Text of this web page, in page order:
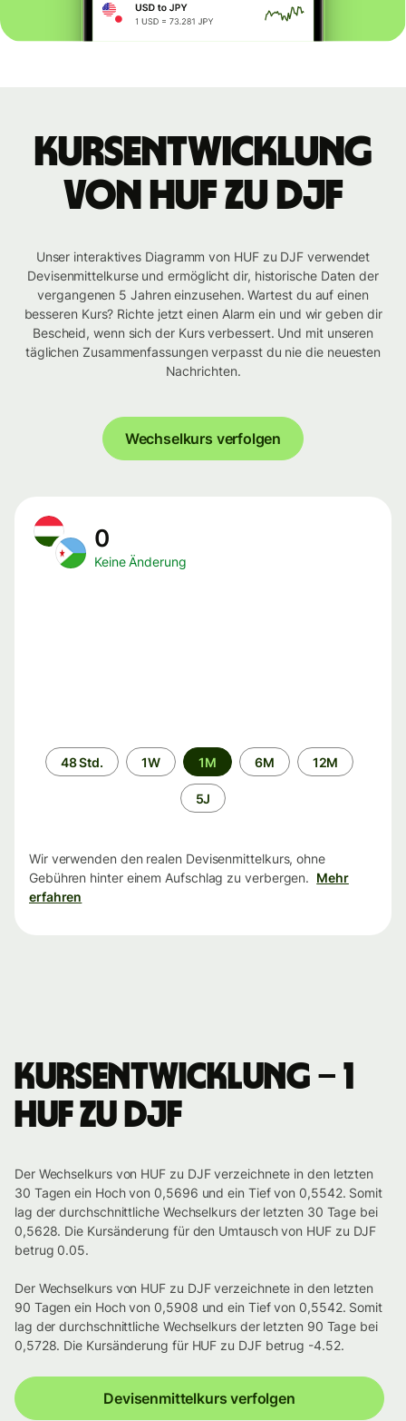
Kursentwicklung
von HUF zu DJF
Unser interaktives Diagramm von HUF zu DJF verwendet
Devisenmittelkurse und ermöglicht dir, historische Daten der
vergangenen 5 Jahren einzusehen. Wartest du auf einen
besseren Kurs? Richte jetzt einen Alarm ein und wir geben dir
Bescheid, wenn sich der Kurs verbessert. Und mit unseren
täglichen Zusammenfassungen verpasst du nie die neuesten
Nachrichten.
Wechselkurs verfolgen
0
Keine Änderung
Zeitraum
48 Std. 1W 1M 6M 12M
5J
Wir verwenden den realen Devisenmittelkurs, ohne
Gebühren hinter einem Aufschlag zu verbergen. Mehr
erfahren
Kursentwicklung – 1
HUF zu DJF
Der Wechselkurs von HUF zu DJF verzeichnete in den letzten
30 Tagen ein Hoch von 0,5696 und ein Tief von 0,5542. Somit
lag der durchschnittliche Wechselkurs der letzten 30 Tage bei
0,5628. Die Kursänderung für den Umtausch von HUF zu DJF
betrug 0.05.
Der Wechselkurs von HUF zu DJF verzeichnete in den letzten
90 Tagen ein Hoch von 0,5908 und ein Tief von 0,5542. Somit
lag der durchschnittliche Wechselkurs der letzten 90 Tage bei
0,5728. Die Kursänderung für HUF zu DJF betrug -4.52.
Devisenmittelkurs verfolgen